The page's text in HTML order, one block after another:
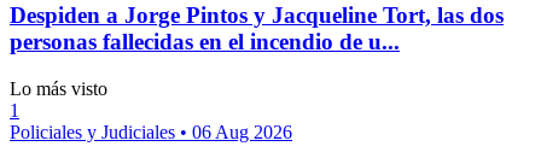
Despiden a Jorge Pintos y Jacqueline Tort, las dos
personas fallecidas en el incendio de u...
Lo más visto
1
Policiales y Judiciales • 06 Aug 2026